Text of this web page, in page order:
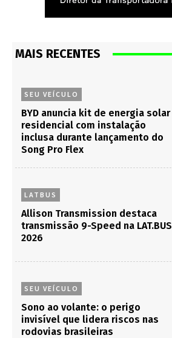
MAIS RECENTES
SEU VEÍCULO
BYD anuncia kit de energia solar
residencial com instalação
inclusa durante lançamento do
Song Pro Flex
LATBUS
Allison Transmission destaca
transmissão 9-Speed na LAT.BUS
2026
SEU VEÍCULO
Sono ao volante: o perigo
invisível que lidera riscos nas
rodovias brasileiras